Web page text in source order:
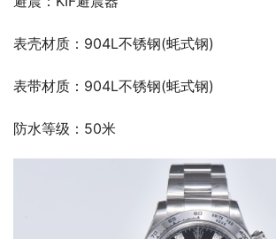
表壳材质：904L不锈钢(蚝式钢)
表带材质：904L不锈钢(蚝式钢)
防水等级：50米